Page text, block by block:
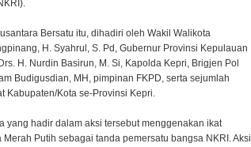
Bersatu itu, dihadiri oleh Wakil Walikota
H. Syahrul, S. Pd, Gubernur Provinsi Kepulauan
H. Nurdin Basirun, M. Si, Kapolda Kepri, Brigjen Pol
Budigusdian, MH, pimpinan FKPD, serta sejumlah
Kabupaten/Kota se-Provinsi Kepri.
yang hadir dalam aksi tersebut menggenakan ikat
Merah Putih sebagai tanda pemersatu bangsa NKRI. Aksi